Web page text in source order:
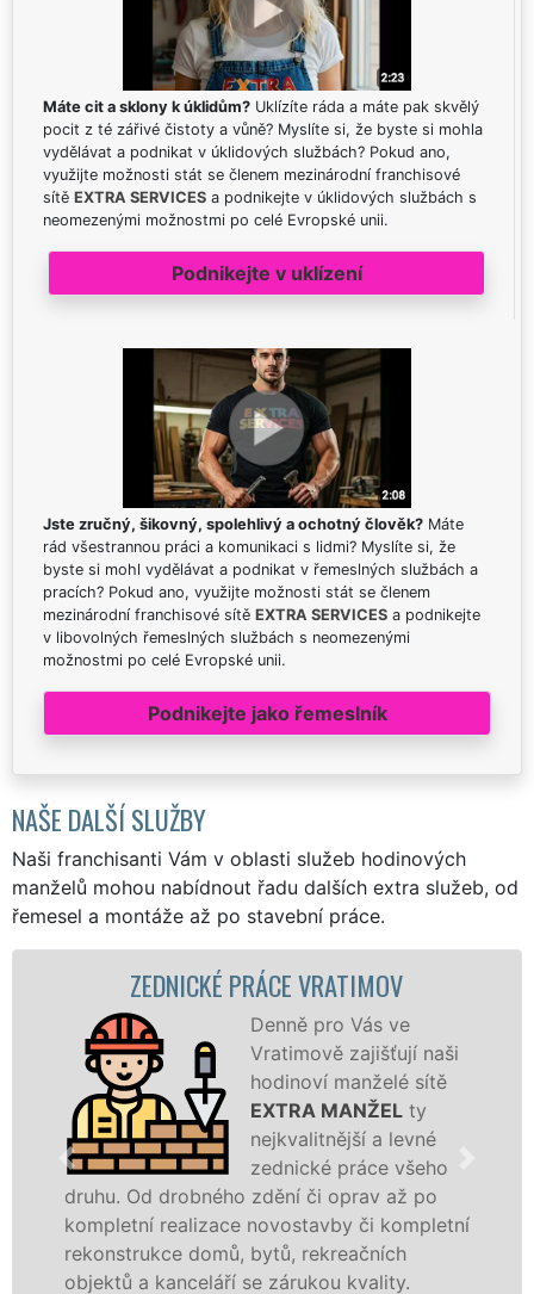
Máte cit a sklony k úklidům? Uklízíte ráda a máte pak skvělý
pocit z té zářivé čistoty a vůně? Myslíte si, že byste si mohla
vydělávat a podnikat v úklidových službách? Pokud ano,
využijte možnosti stát se členem mezinárodní franchisové
sítě EXTRA SERVICES a podnikejte v úklidových službách s
neomezenými možnostmi po celé Evropské unii.
Podnikejte v uklízení
Jste zručný, šikovný, spolehlivý a ochotný člověk? Máte
rád všestrannou práci a komunikaci s lidmi? Myslíte si, že
byste si mohl vydělávat a podnikat v řemeslných službách a
pracích? Pokud ano, využijte možnosti stát se členem
mezinárodní franchisové sítě EXTRA SERVICES a podnikejte
v libovolných řemeslných službách s neomezenými
možnostmi po celé Evropské unii.
Podnikejte jako řemeslník
NAŠE DALŠÍ SLUŽBY
Naši franchisanti Vám v oblasti služeb hodinových
manželů mohou nabídnout řadu dalších extra služeb, od
řemesel a montáže až po stavební práce.
ZEDNICKÉ PRÁCE VRATIMOV
Denně pro Vás ve
Vratimově zajišťují naši
hodinoví manželé sítě
EXTRA MANŽELty
nejkvalitnější a levné
zednické práce všeho
druhu. Od drobného zdění či oprav až po
kompletní realizace novostavby či kompletní
rekonstrukce domů, bytů, rekreačních
objektů a kanceláří se zárukou kvality.